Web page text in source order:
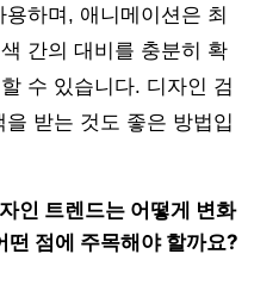
하며, 애니메이션은 최
간의 대비를 충분히 확
수 있습니다. 디자인 검
받는 것도 좋은 방법입
인 트렌드는 어떻게 변화
떤 점에 주목해야 할까요?